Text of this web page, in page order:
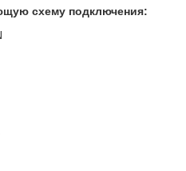
схему подключения: